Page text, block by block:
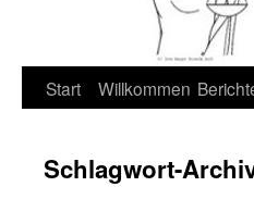
Zum
springen
Start Willkommen
Schlagwort-